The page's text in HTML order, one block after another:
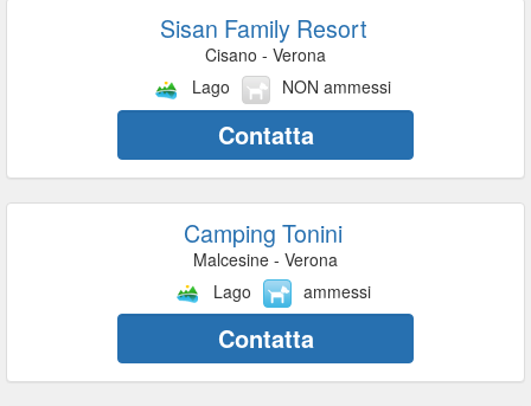
Sisan Family Resort
Cisano - Verona
Lago
NON ammessi
Contatta
Camping Tonini
Malcesine - Verona
Lago
ammessi
Contatta